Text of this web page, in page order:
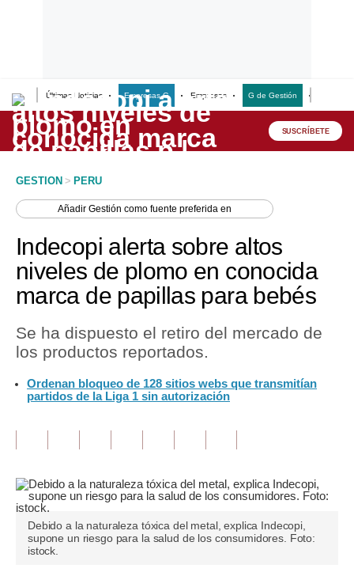
Últimas Noticias Empresas G Empresas G de Gestión
Lo último
Peru Quiosco
Economía
Mercados
Política
Tu Dinero
Inmobiliarias
Plus G
Opinión
Editorial
SUSCRÍBETE
GESTION > PERU
AñadirGestión como fuente preferida en
Indecopi alerta sobre altos
niveles de plomo en conocida
marca de papillas para bebés
Se ha dispuesto el retiro del mercado de
los productos reportados.
Ordenan bloqueo de 128 sitios webs que transmitían
partidos de la Liga 1 sin autorización
Debido a la naturaleza tóxica del metal, explica Indecopi,
supone un riesgo para la salud de los consumidores. Foto:
istock.